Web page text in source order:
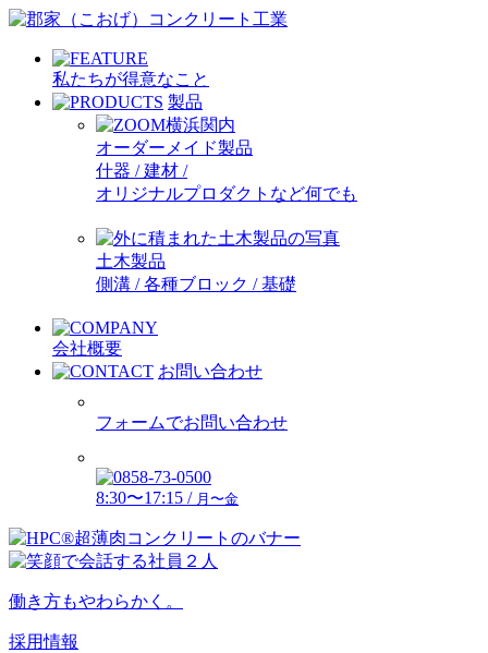
私たちが得意なこと
製品
オーダーメイド製品
什器 / 建材 /
オリジナルプロダクトなど何でも
土木製品
側溝 / 各種ブロック / 基礎
会社概要
お問い合わせ
フォームでお問い合わせ
8:30〜17:15 / 月〜金
働き方もやわらかく。
採用情報